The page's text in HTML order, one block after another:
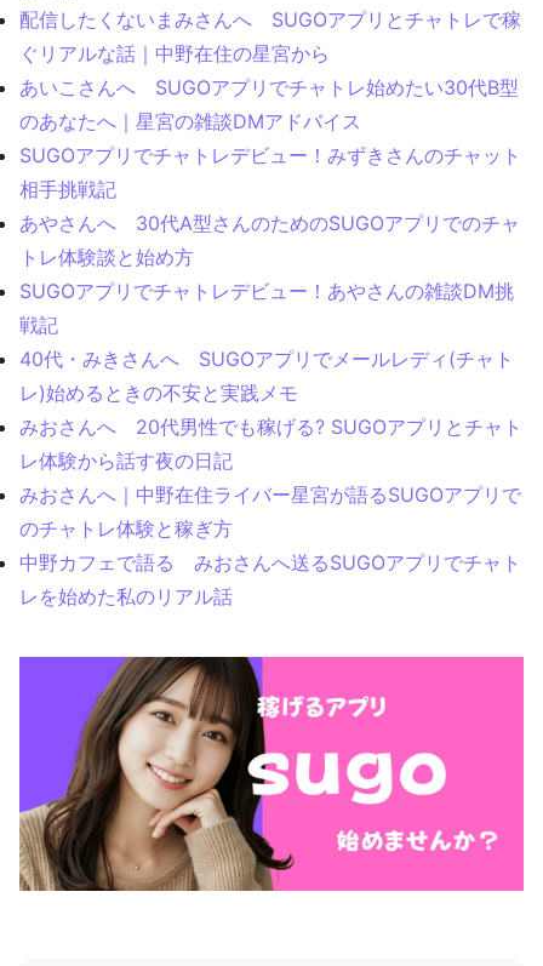
配信したくないまみさんへ SUGOアプリとチャトレで稼
ぐリアルな話｜中野在住の星宮から
あいこさんへ SUGOアプリでチャトレ始めたい30代B型
のあなたへ｜星宮の雑談DMアドバイス
SUGOアプリでチャトレデビュー！みずきさんのチャット
相手挑戦記
あやさんへ 30代A型さんのためのSUGOアプリでのチャ
トレ体験談と始め方
SUGOアプリでチャトレデビュー！あやさんの雑談DM挑
戦記
40代・みきさんへ SUGOアプリでメールレディ(チャト
レ)始めるときの不安と実践メモ
みおさんへ 20代男性でも稼げる? SUGOアプリとチャト
レ体験から話す夜の日記
みおさんへ｜中野在住ライバー星宮が語るSUGOアプリで
のチャトレ体験と稼ぎ方
中野カフェで語る みおさんへ送るSUGOアプリでチャト
レを始めた私のリアル話